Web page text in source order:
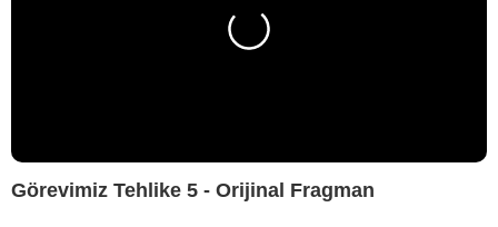
Görevimiz Tehlike 5 - Orijinal Fragman